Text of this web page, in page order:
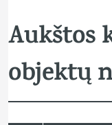
Aukštos
objektų